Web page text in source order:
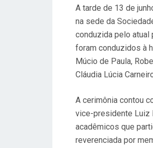
S
A
D
O
E
A tarde de 13 de
na sede da
conduzida pelo
foram conduzidos à
Múcio de Paula,
Cláudia Lúcia
A cerimônia contou
vice-presidente Luiz
acadêmicos que
reverenciada por